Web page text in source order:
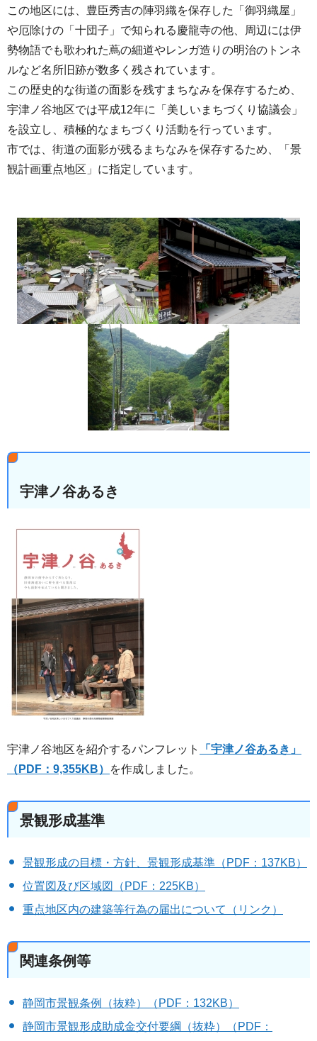
この地区には、豊臣秀吉の陣羽織を保存した「御羽織屋」
や厄除けの「十団子」で知られる慶龍寺の他、周辺には伊
勢物語でも歌われた蔦の細道やレンガ造りの明治のトンネ
ルなど名所旧跡が数多く残されています。
この歴史的な街道の面影を残すまちなみを保存するため、
宇津ノ谷地区では平成12年に「美しいまちづくり協議会」
を設立し、積極的なまちづくり活動を行っています。
市では、街道の面影が残るまちなみを保存するため、「景
観計画重点地区」に指定しています。
宇津ノ谷あるき
宇津ノ谷地区を紹介するパンフレット
「宇津ノ谷あるき」
（PDF：9,355KB）
を作成しました。
景観形成基準
景観形成の目標・方針、景観形成基準（PDF：137KB）
位置図及び区域図（PDF：225KB）
重点地区内の建築等行為の届出について（リンク）
関連条例等
静岡市景観条例（抜粋）（PDF：132KB）
静岡市景観形成助成金交付要綱（抜粋）（PDF：